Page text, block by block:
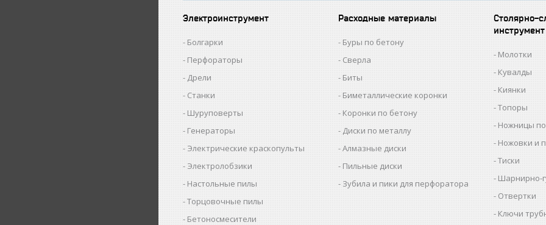
Электроинструмент
Болгарки
Перфораторы
Дрели
Станки
Шуруповерты
Генераторы
Электрические краскопульты
Электролобзики
Настольные пилы
Торцовочные пилы
Бетоносмесители
Расходные материалы
Буры по бетону
Сверла
Биты
Биметаллические коронки
Коронки по бетону
Диски по металлу
Алмазные диски
Пильные диски
Зубила и пики для перфоратора
Столярно-
инструмент
Молотки
Кувалды
Киянки
Топоры
Ножницы
Ножовки и
Тиски
Шарнирно-
Отвертки
Ключи